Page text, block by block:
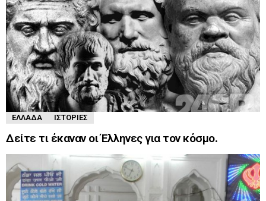
ΕΛΛΆΔΑ ΙΣΤΟΡΊΕΣ
Δείτε τι έκαναν οι Έλληνες για τον κόσμο.